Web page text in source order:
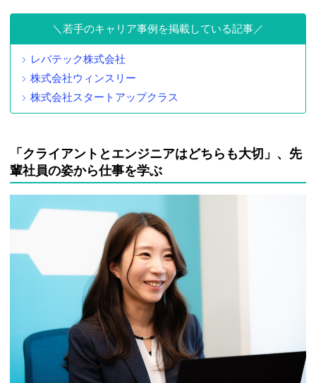
若手のキャリア事例を掲載している記事
レバテック株式会社
株式会社ウィンスリー
株式会社スタートアップクラス
「クライアントとエンジニアはどちらも大切」、先
輩社員の姿から仕事を学ぶ